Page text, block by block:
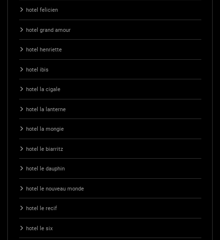
hotel felicien
hotel grand amour
hotel henriette
hotel ibis
hotel la cigale
hotel la lanterne
hotel la mongie
hotel le biarritz
hotel le dauphin
hotel le nouveau monde
hotel le recif
hotel le six